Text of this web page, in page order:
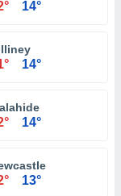
14°
14°
14°
13°